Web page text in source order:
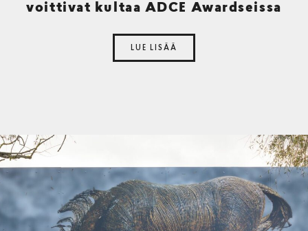
voittivat kultaa ADCE Awardseissa
LUE LISÄÄ